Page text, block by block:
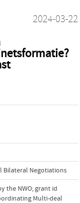
2024-03-22
Bilateral Negotiations
the NWO; grant id
Multi-deal